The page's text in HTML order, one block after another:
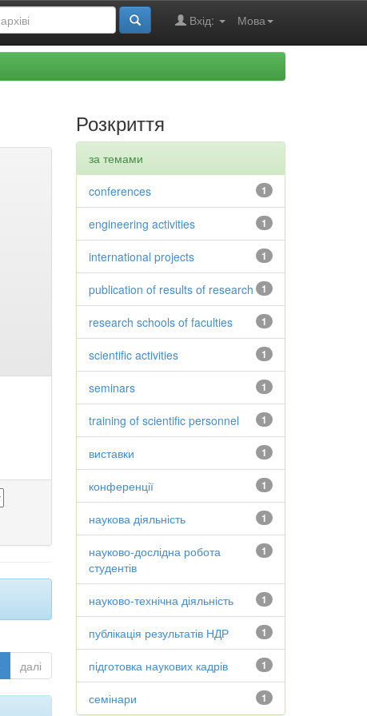
Мова
Вхід:
далі
Розкриття
за темами
1
conferences
1
engineering activities
1
international projects
1
publication of results of research
1
research schools of faculties
1
scientific activities
1
seminars
1
training of scientific personnel
1
виставки
1
конференції
1
наукова діяльність
1
науково-дослідна робота
студентів
1
науково-технічна діяльність
1
публікація результатів НДР
1
підготовка наукових кадрів
1
семінари